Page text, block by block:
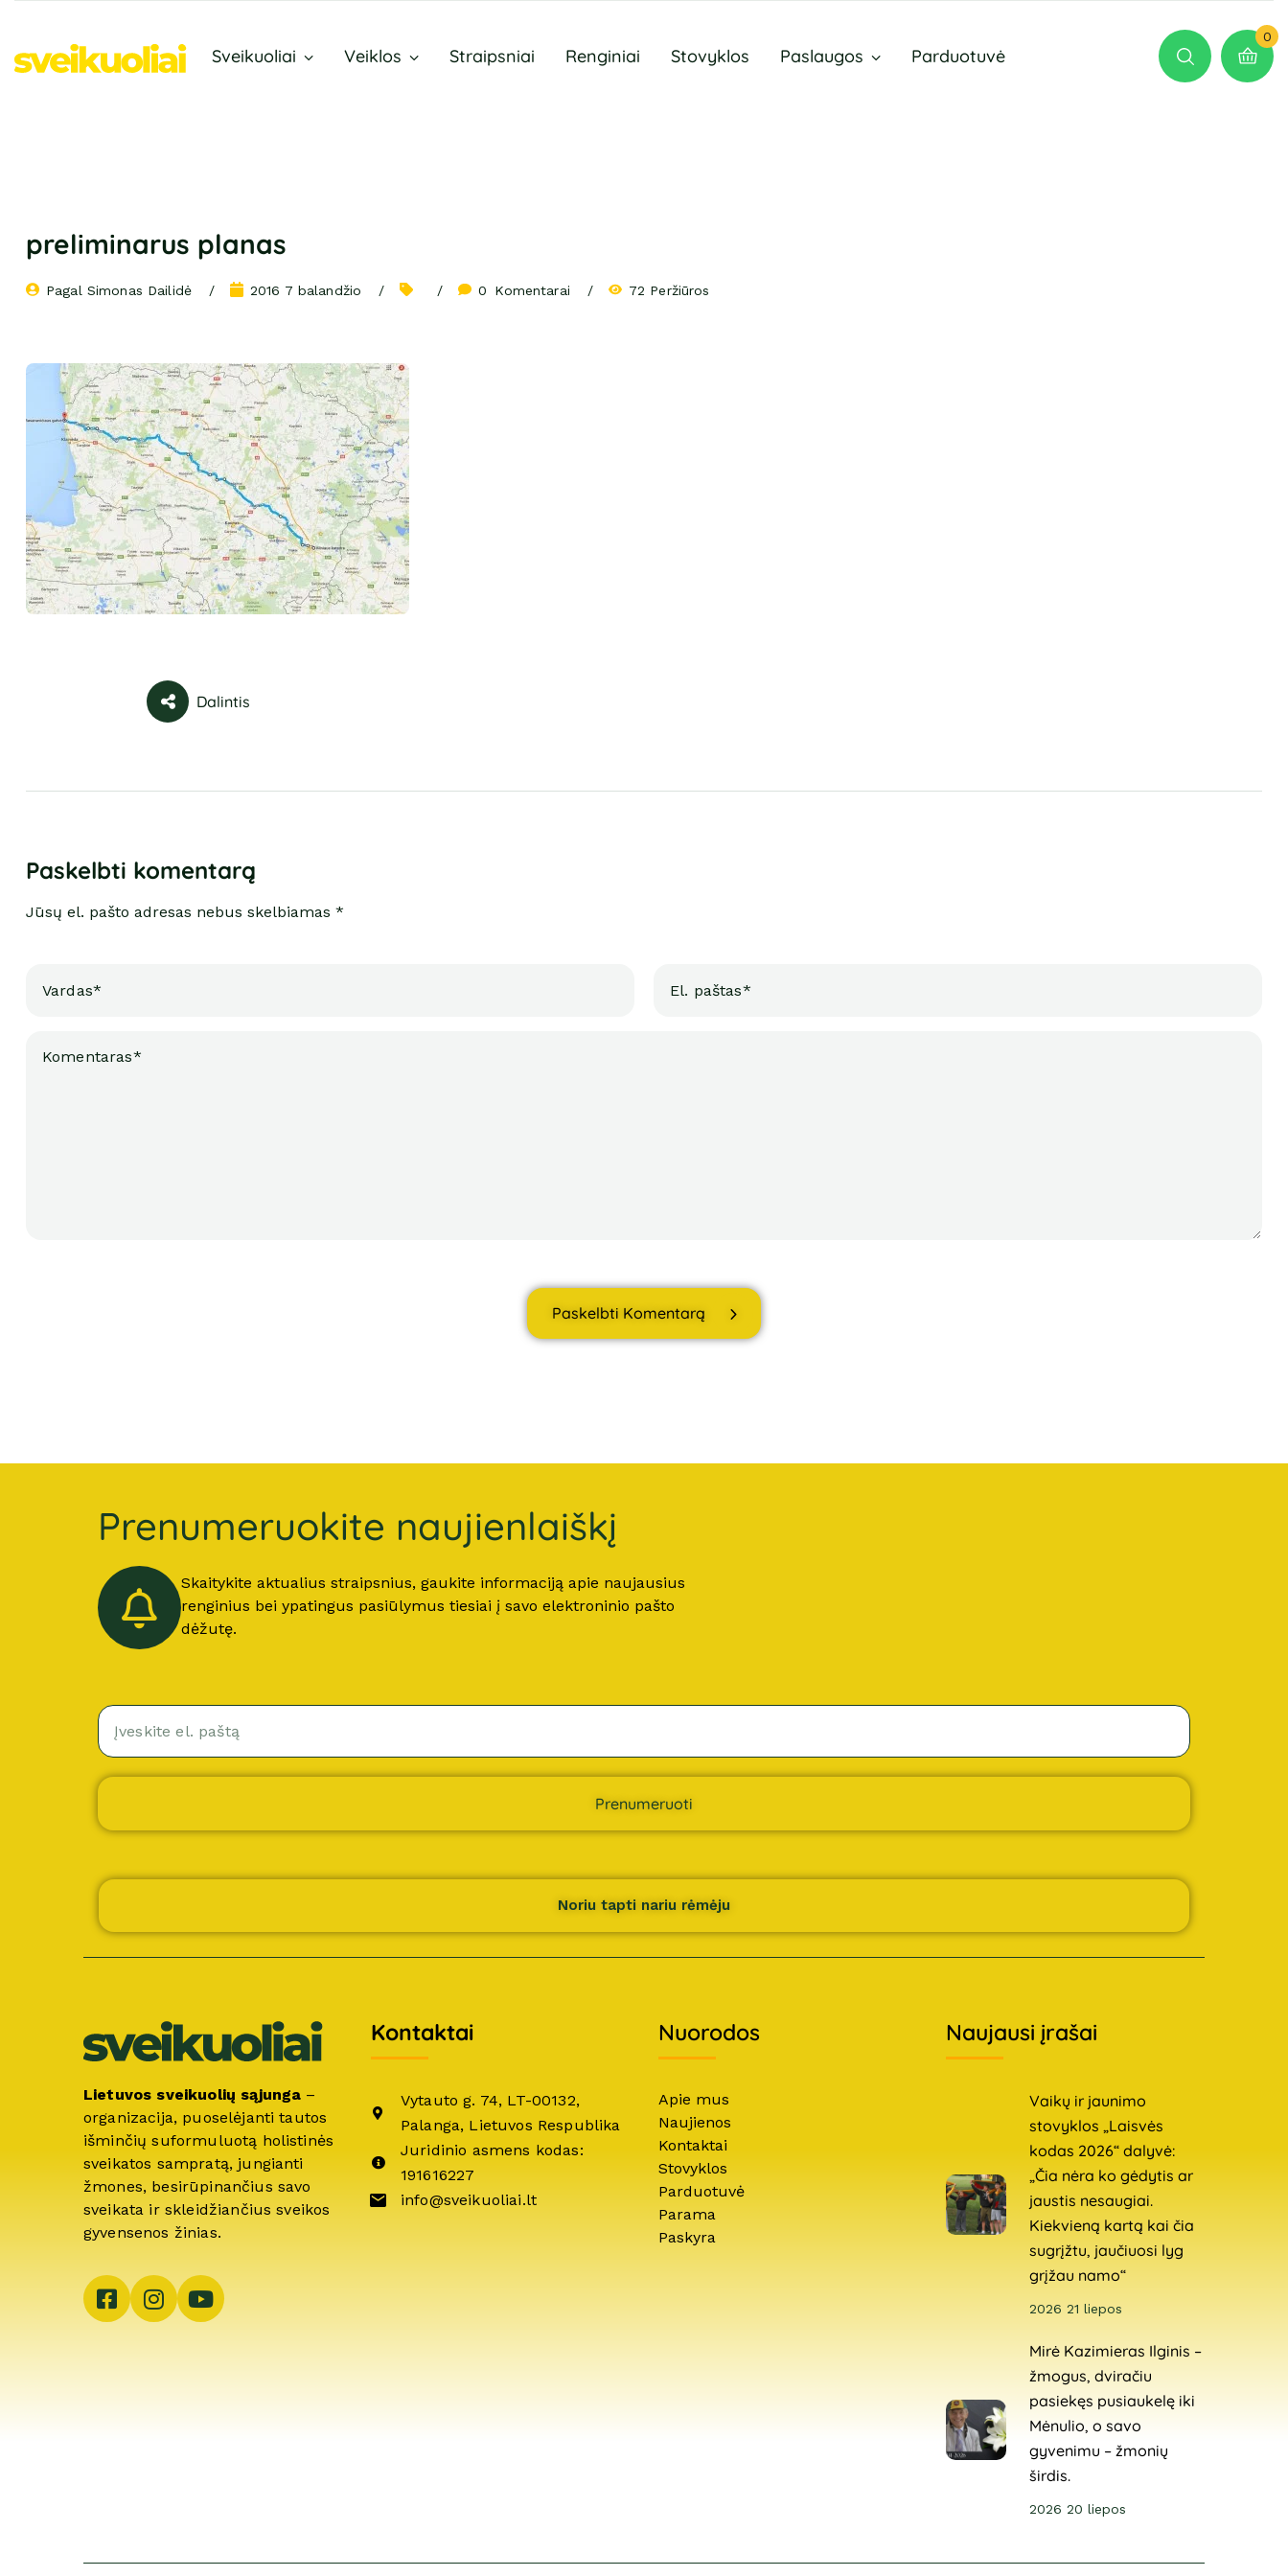
Sveikuoliai Veiklos Straipsniai Renginiai Stovyklos Paslaugos Parduotuvė
0
preliminarus planas
Pagal Simonas Dailidė 2016 7 balandžio 0 Komentarai 72 Peržiūros
Dalintis
Paskelbti komentarą
Jūsų el. pašto adresas nebus skelbiamas *
Paskelbti Komentarą
Prenumeruokite naujienlaiškį
Skaitykite aktualius straipsnius, gaukite informaciją apie naujausius
renginius bei ypatingus pasiūlymus tiesiai į savo elektroninio pašto
dėžutę.
Prenumeruoti
Noriu tapti nariu rėmėju
Lietuvos sveikuolių sąjunga –
organizacija, puoselėjanti tautos
išminčių suformuluotą holistinės
sveikatos sampratą, jungianti
žmones, besirūpinančius savo
sveikata ir skleidžiančius sveikos
gyvensenos žinias.
Kontaktai
Vytauto g. 74, LT-00132,
Palanga, Lietuvos Respublika
Juridinio asmens kodas:
191616227
info@sveikuoliai.lt
Nuorodos
Apie mus
Naujienos
Kontaktai
Stovyklos
Parduotuvė
Parama
Paskyra
Naujausi įrašai
Vaikų ir jaunimo
stovyklos „Laisvės
kodas 2026“ dalyvė:
„Čia nėra ko gėdytis ar
jaustis nesaugiai.
Kiekvieną kartą kai čia
sugrįžtu, jaučiuosi lyg
grįžau namo“
2026 21 liepos
Mirė Kazimieras Ilginis –
žmogus, dviračiu
pasiekęs pusiaukelę iki
Mėnulio, o savo
gyvenimu – žmonių
širdis.
2026 20 liepos